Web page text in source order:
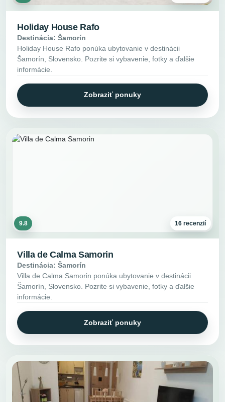
Holiday House Rafo
Destinácia: Šamorín
Holiday House Rafo ponúka ubytovanie v destinácii
Šamorín, Slovensko. Pozrite si vybavenie, fotky a ďalšie
informácie.
Zobraziť ponuky
9.8 16 recenzií
Villa de Calma Samorin
Destinácia: Šamorín
Villa de Calma Samorin ponúka ubytovanie v destinácii
Šamorín, Slovensko. Pozrite si vybavenie, fotky a ďalšie
informácie.
Zobraziť ponuky